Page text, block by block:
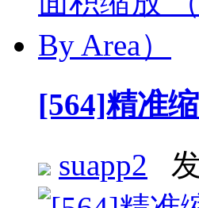
[564]精准
suapp2